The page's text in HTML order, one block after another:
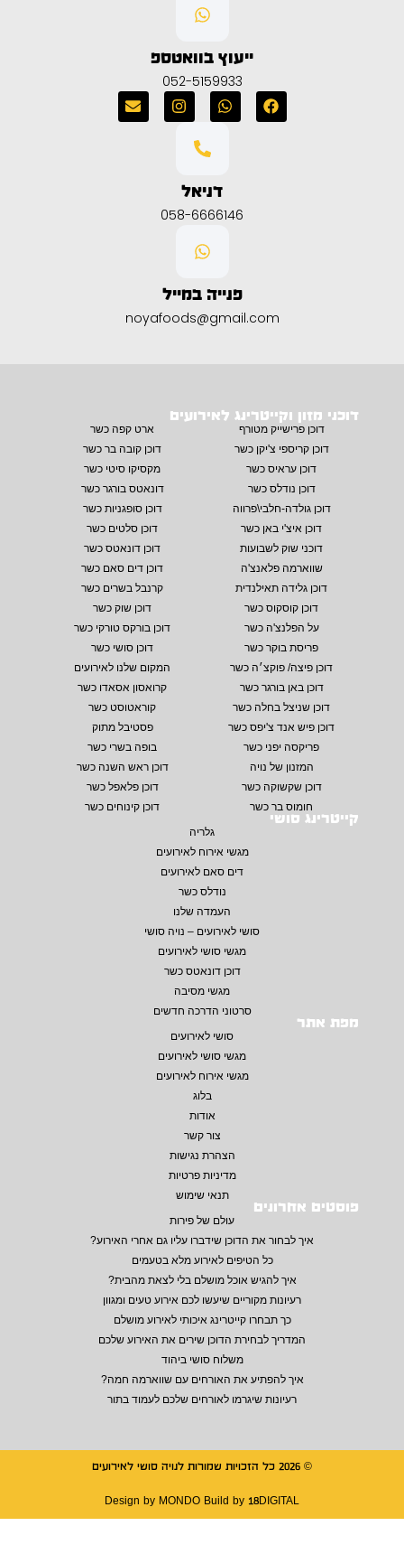
ייעוץ בוואטספ
052-5159933
דניאל
058-6666146
פנייה במייל
noyafoods@gmail.com
דוכני מזון וקייטרינג לאירועים
דוכן פרישייק מטורף
ארט קפה כשר
דוכן קריספי צ'יקן כשר
דוכן קובה בר כשר
דוכן עראיס כשר
מקסיקו סיטי כשר
דוכן נודלס כשר
דונאטס בורגר כשר
דוכן גולדה-חלבי\פרווה
דוכן סופגניות כשר
דוכן איצ'י באן כשר
דוכן סלטים כשר
דוכני שוק לשבועות
דוכן דונאטס כשר
שווארמה פלאנצ'ה
דוכן דים סאם כשר
דוכן גלידה תאילנדית
קרנבל בשרים כשר
דוכן קוסקוס כשר
דוכן שוק כשר
על הפלנצ'ה כשר
דוכן בורקס טורקי כשר
פריסת בוקר כשר
דוכן סושי כשר
דוכן פיצה/ פוקצ׳ה כשר
המקום שלנו לאירועים
דוכן באן בורגר כשר
קרואסון אסאדו כשר
דוכן שניצל בחלה כשר
קוראטוסט כשר
דוכן פיש אנד צ'יפס כשר
פסטיבל מתוק
פריקסה יפני כשר
בופה בשרי כשר
המזנון של נויה
דוכן ראש השנה כשר
דוכן שקשוקה כשר
דוכן פלאפל כשר
חומוס בר כשר
דוכן קינוחים כשר
קייטרינג סושי
גלריה
מגשי אירוח לאירועים
דים סאם לאירועים
נודלס כשר
העמדה שלנו
סושי לאירועים – נויה סושי
מגשי סושי לאירועים
דוכן דונאטס כשר
מגשי מסיבה
סרטוני הדרכה חדשים
פוסטים אחרונים
עולם של פירות
איך לבחור את הדוכן שידברו עליו גם אחרי האירוע?
כל הטיפים לאירוע מלא בטעמים
איך להגיש אוכל מושלם בלי לצאת מהבית?
רעיונות מקוריים שיעשו לכם אירוע טעים ומגוון
כך תבחרו קייטרינג איכותי לאירוע מושלם
המדריך לבחירת הדוכן שירים את האירוע שלכם
משלוח סושי ביהוד
איך להפתיע את האורחים עם שווארמה חמה?
רעיונות שיגרמו לאורחים שלכם לעמוד בתור
מפת אתר
סושי לאירועים
מגשי סושי לאירועים
מגשי אירוח לאירועים
בלוג
אודות
צור קשר
הצהרת נגישות
מדיניות פרטיות
תנאי שימוש
Design byMONDO Build by18DIGITAL